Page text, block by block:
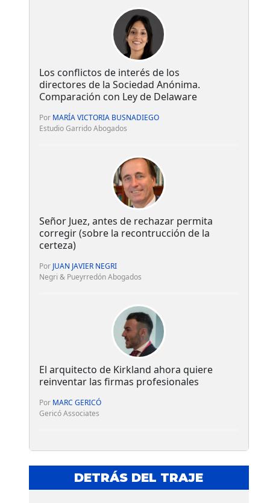
Los conflictos de interés de los
directores de la Sociedad Anónima.
Comparación con Ley de Delaware
Por MARÍA VICTORIA BUSNADIEGO
Estudio Garrido Abogados
Señor Juez, antes de rechazar permita
corregir (sobre la recontrucción de la
certeza)
Por JUAN JAVIER NEGRI
Negri & Pueyrredón Abogados
El arquitecto de Kirkland ahora quiere
reinventar las firmas profesionales
Por MARC GERICÓ
Gericó Associates
DETRÁS DEL TRAJE